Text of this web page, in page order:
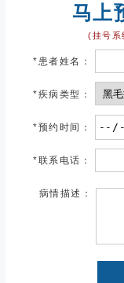
马上
(挂号系
*患者姓名：
*疾病类型：
*预约时间：
*联系电话：
病情描述：